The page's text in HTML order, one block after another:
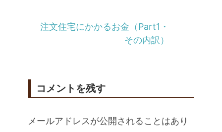
注文住宅にかかるお金（Part1・
その内訳）
コメントを残す
メールアドレスが公開されることはあり